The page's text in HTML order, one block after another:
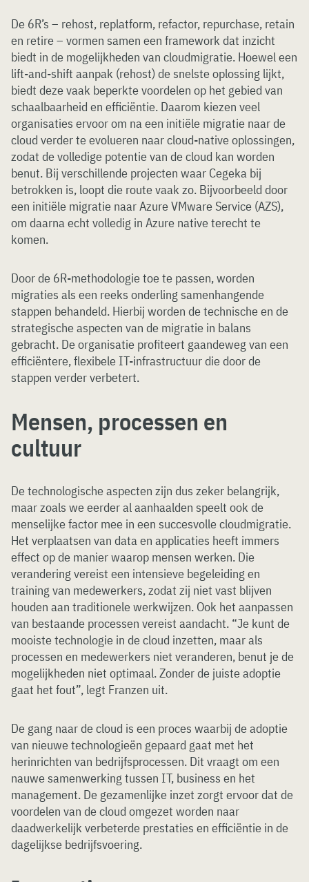
De 6R’s – rehost, replatform, refactor, repurchase, retain
en retire – vormen samen een framework dat inzicht
biedt in de mogelijkheden van cloudmigratie. Hoewel een
lift-and-shift aanpak (rehost) de snelste oplossing lijkt,
biedt deze vaak beperkte voordelen op het gebied van
schaalbaarheid en efficiëntie. Daarom kiezen veel
organisaties ervoor om na een initiële migratie naar de
cloud verder te evolueren naar cloud-native oplossingen,
zodat de volledige potentie van de cloud kan worden
benut. Bij verschillende projecten waar Cegeka bij
betrokken is, loopt die route vaak zo. Bijvoorbeeld door
een initiële migratie naar Azure VMware Service (AZS),
om daarna echt volledig in Azure native terecht te
komen.
Door de 6R-methodologie toe te passen, worden
migraties als een reeks onderling samenhangende
stappen behandeld. Hierbij worden de technische en de
strategische aspecten van de migratie in balans
gebracht. De organisatie profiteert gaandeweg van een
efficiëntere, flexibele IT-infrastructuur die door de
stappen verder verbetert.
Mensen, processen en
cultuur
De technologische aspecten zijn dus zeker belangrijk,
maar zoals we eerder al aanhaalden speelt ook de
menselijke factor mee in een succesvolle cloudmigratie.
Het verplaatsen van data en applicaties heeft immers
effect op de manier waarop mensen werken. Die
verandering vereist een intensieve begeleiding en
training van medewerkers, zodat zij niet vast blijven
houden aan traditionele werkwijzen. Ook het aanpassen
van bestaande processen vereist aandacht. “Je kunt de
mooiste technologie in de cloud inzetten, maar als
processen en medewerkers niet veranderen, benut je de
mogelijkheden niet optimaal. Zonder de juiste adoptie
gaat het fout”, legt Franzen uit.
De gang naar de cloud is een proces waarbij de adoptie
van nieuwe technologieën gepaard gaat met het
herinrichten van bedrijfsprocessen. Dit vraagt om een
nauwe samenwerking tussen IT, business en het
management. De gezamenlijke inzet zorgt ervoor dat de
voordelen van de cloud omgezet worden naar
daadwerkelijk verbeterde prestaties en efficiëntie in de
dagelijkse bedrijfsvoering.